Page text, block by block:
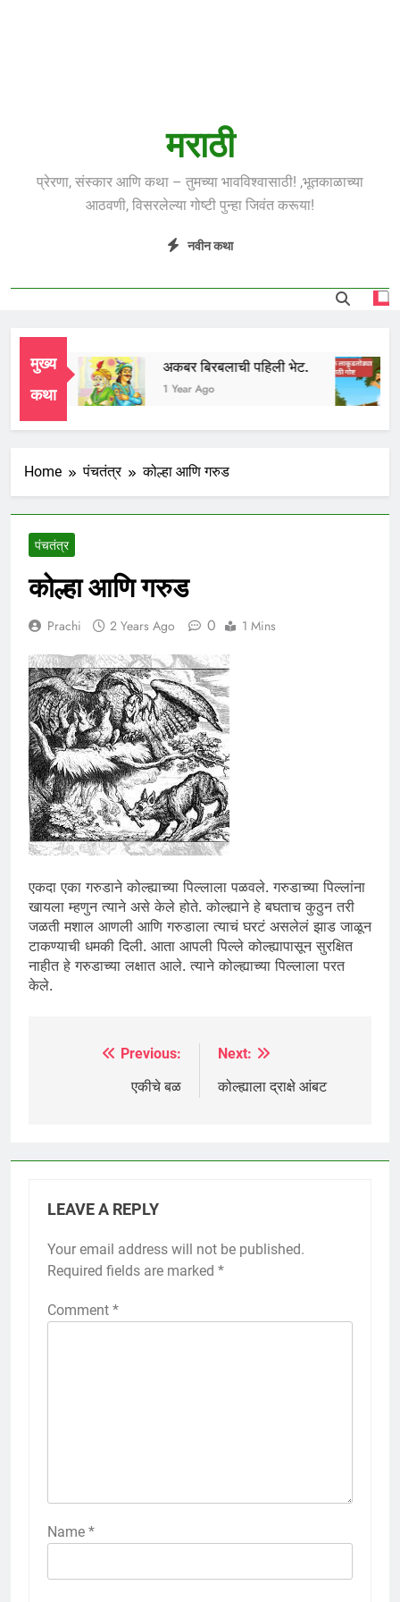
मराठी
प्रेरणा, संस्कार आणि कथा – तुमच्या भावविश्वासाठी! ,भूतकाळाच्या
आठवणी, विसरलेल्या गोष्टी पुन्हा जिवंत करूया!
नवीन कथा
मुख्य
कथा
Ago
अकबर बिरबलाची पहिली भेट.
1 Year Ago
Home पंचतंत्र कोल्हा आणि गरुड
पंचतंत्र
कोल्हा आणि गरुड
Prachi 2 Years Ago 0 1 Mins
एकदा एका गरुडाने कोल्ह्याच्या पिल्लाला पळवले. गरुडाच्या पिल्लांना
खायला म्हणुन त्याने असे केले होते. कोल्ह्याने हे बघताच कुठुन तरी
जळती मशाल आणली आणि गरुडाला त्याचं घरटं असलेलं झाड जाळून
टाकण्याची धमकी दिली. आता आपली पिल्ले कोल्ह्यापासून सुरक्षित
नाहीत हे गरुडाच्या लक्षात आले. त्याने कोल्ह्याच्या पिल्लाला परत
केले.
navigation
Previous:
एकीचे बळ
Next:
कोल्ह्याला द्राक्षे आंबट
LEAVE A REPLY
Your email address will not be published.
Required fields are marked *
Comment *
Name *